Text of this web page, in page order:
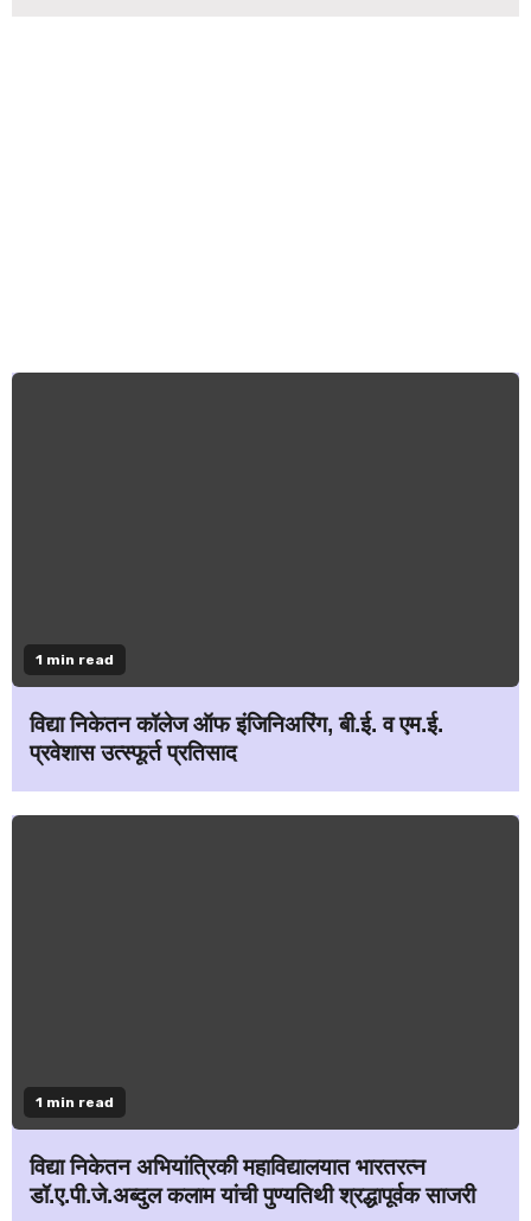
1 min read
विद्या निकेतन कॉलेज ऑफ इंजिनिअरिंग, बी.ई. व एम.ई.
प्रवेशास उत्स्फूर्त प्रतिसाद
1 min read
विद्या निकेतन अभियांत्रिकी महाविद्यालयात भारतरत्न
डॉ.ए.पी.जे.अब्दुल कलाम यांची पुण्यतिथी श्रद्धापूर्वक साजरी